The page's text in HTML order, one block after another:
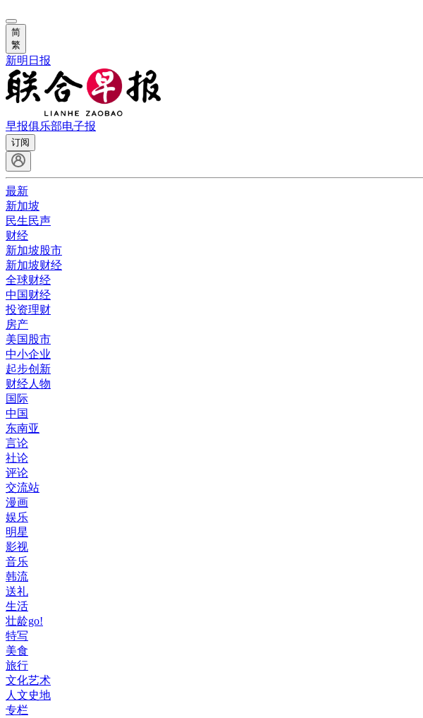
简
繁
新明日报
早报俱乐部电子报
订阅
最新
新加坡
民生民声
财经
新加坡股市
新加坡财经
全球财经
中国财经
投资理财
房产
美国股市
中小企业
起步创新
财经人物
国际
中国
东南亚
言论
社论
评论
交流站
漫画
娱乐
明星
影视
音乐
韩流
送礼
生活
壮龄go!
特写
美食
旅行
文化艺术
人文史地
专栏